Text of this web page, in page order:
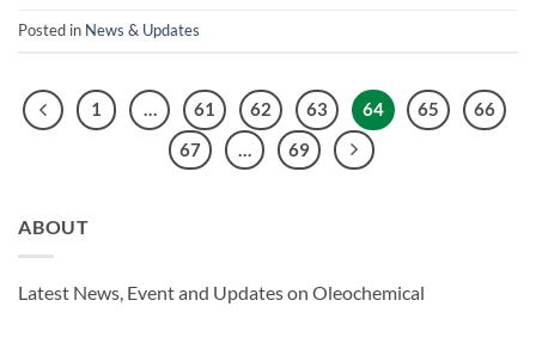
Posted in News & Updates
1 … 61 62 63 64 65
66
67
69
ABOUT
Latest News, Event and Updates on Oleochemical